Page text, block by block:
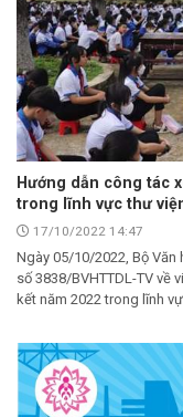
Hướng dẫn công tác
trong lĩnh vực thư
17/10/2022 14:47
Ngày 05/10/2022, Bộ Văn
số 3838/BVHTTDL-TV về
kết năm 2022 trong lĩnh